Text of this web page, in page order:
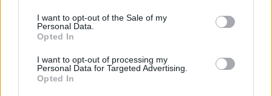
I want to opt-out of the Sale of my
Personal Data.
Opted In
I want to opt-out of processing my
Personal Data for Targeted Advertising.
Opted In
UUTISET
Leskeneläke ei kuulu kaikille –
Kela muistuttaa tärkeästä